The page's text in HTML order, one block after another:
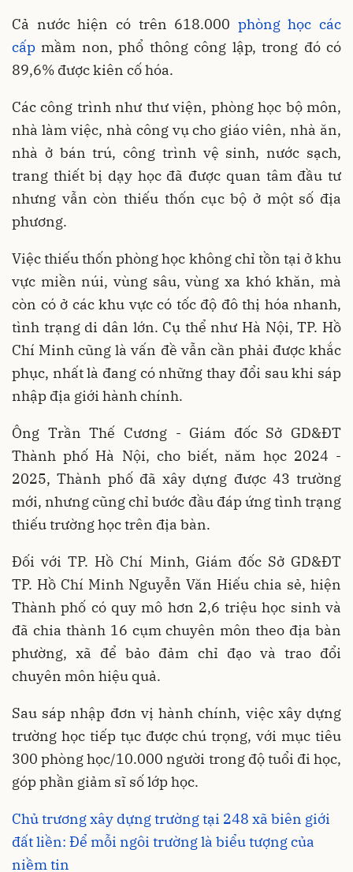
Cả nước hiện có trên 618.000 phòng học các
cấp mầm non, phổ thông công lập, trong đó có
89,6% được kiên cố hóa.
Các công trình như thư viện, phòng học bộ môn,
nhà làm việc, nhà công vụ cho giáo viên, nhà ăn,
nhà ở bán trú, công trình vệ sinh, nước sạch,
trang thiết bị dạy học đã được quan tâm đầu tư
nhưng vẫn còn thiếu thốn cục bộ ở một số địa
phương.
Việc thiếu thốn phòng học không chỉ tồn tại ở khu
vực miền núi, vùng sâu, vùng xa khó khăn, mà
còn có ở các khu vực có tốc độ đô thị hóa nhanh,
tình trạng di dân lớn. Cụ thể như Hà Nội, TP. Hồ
Chí Minh cũng là vấn đề vẫn cần phải được khắc
phục, nhất là đang có những thay đổi sau khi sáp
nhập địa giới hành chính.
Ông Trần Thế Cương - Giám đốc Sở GD&ĐT
Thành phố Hà Nội, cho biết, năm học 2024 -
2025, Thành phố đã xây dựng được 43 trường
mới, nhưng cũng chỉ bước đầu đáp ứng tình trạng
thiếu trường học trên địa bàn.
Đối với TP. Hồ Chí Minh, Giám đốc Sở GD&ĐT
TP. Hồ Chí Minh Nguyễn Văn Hiếu chia sẻ, hiện
Thành phố có quy mô hơn 2,6 triệu học sinh và
đã chia thành 16 cụm chuyên môn theo địa bàn
phường, xã để bảo đảm chỉ đạo và trao đổi
chuyên môn hiệu quả.
Sau sáp nhập đơn vị hành chính, việc xây dựng
trường học tiếp tục được chú trọng, với mục tiêu
300 phòng học/10.000 người trong độ tuổi đi học,
góp phần giảm sĩ số lớp học.
Chủ trương xây dựng trường tại 248 xã biên giới
đất liền: Để mỗi ngôi trường là biểu tượng của
niềm tin